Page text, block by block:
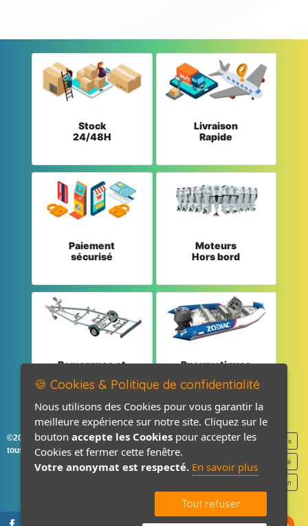
Stock
24/48H
Livraison
Rapide
Paiement
sécurisé
Moteurs
Hors bord
Remorques et
Pneumatiques
©2026-2027 France Accastillage
tous droits réservés
Mentions légales
Politique de confidentialité
Contact / Plan
🍪 Cookies & Politique de confidentialité
Nous utilisons des Cookies pour vous garantir la
meilleure expérience sur notre site. Cliquez sur le
bouton accepte les Cookies pour accepter les
Cookies et fermer cette fenêtre.
Votre anonymat est respecté. En savoir plus
Tout refuser